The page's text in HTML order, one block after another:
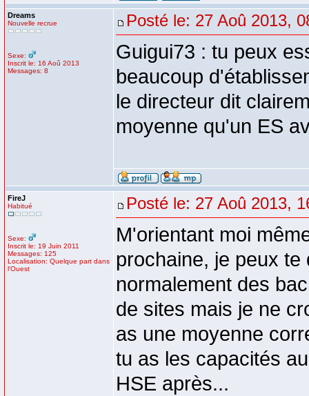
Dreams
Nouvelle recrue
Sexe:
Inscrit le: 16 Aoû 2013
Messages: 8
Posté le: 27 Aoû 2013,
Guigui73 : tu peux
beaucoup
le directeur dit
moyenne qu'un ES
FireJ
Habitué
Sexe:
Inscrit le: 19 Juin 2011
Messages: 125
Localisation: Quelque part dans
l'Ouest
Posté le: 27 Aoû 2013,
M'orientant moi
prochaine, je peux
normalement des
de sites mais je ne
as une moyenne
tu as les capacités
HSE après...